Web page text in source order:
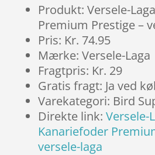
Produkt: Versele-
Premium Prestige –
Pris: Kr. 74.95
Mærke: Versele-Laga
Fragtpris: Kr. 29
Gratis fragt: Ja ved
Varekategori: Bird
Direkte link: Versele-
Kanariefoder
versele-laga